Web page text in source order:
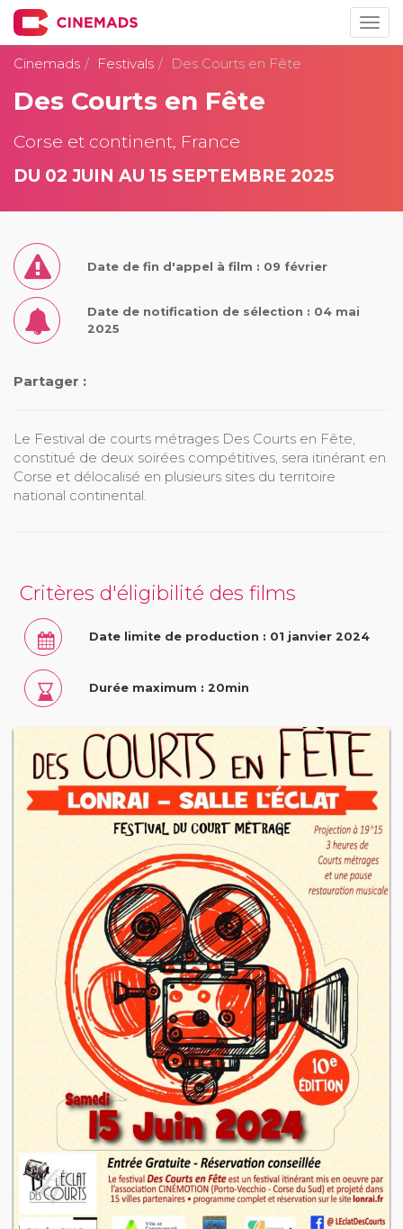
Cinemads
Festivals Des Courts en Fête
Des Courts en Fête
Corse et continent, France
DU 02 JUIN AU 15 SEPTEMBRE 2025
Date de fin d'appel à film : 09 février
Date de notification de sélection : 04 mai
2025
Partager :
Le Festival de courts métrages Des Courts en Fête,
constitué de deux soirées compétitives, sera itinérant en
Corse et délocalisé en plusieurs sites du territoire
national continental.
Critères d'éligibilité des films
Date limite de production : 01 janvier 2024
Durée maximum : 20min